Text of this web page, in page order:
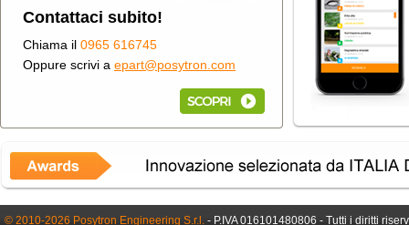
Contattaci subito!
Chiama il 0965 616745
Oppure scrivi a epart@posytron.com
© 2010-2026 Posytron Engineering S.r.l. - P.IVA 016101480806 - Tutti i diritti